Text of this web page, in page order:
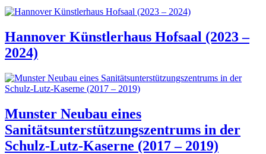
Hannover Künstlerhaus Hofsaal (2023 –
2024)
Munster Neubau eines
Sanitätsunterstützungszentrums in der
Schulz-Lutz-Kaserne (2017 – 2019)